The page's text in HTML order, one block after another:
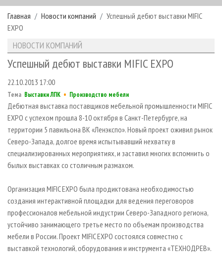
РУБРИКИ И ТЕМЫ
РУБРИКИ ЖУРНАЛА
ЛЕСНОЕ ХОЗЯЙСТВО
ЛЕСОЗАГОТОВКА
ЛЕСОПИЛЕНИЕ
ДЕРЕВООБРАБОТКА
СУШКА ДРЕВЕСИНЫ
ПРОИЗВОДСТВО ДРЕВЕСНЫХ ПЛИТ
ДЕРЕВЯННОЕ ДОМОСТРОЕНИЕ
ПРОИЗВОДСТВО МЕБЕЛИ
БИОЭНЕРГЕТИКА
ЦБП
ИНСТРУМЕНТ И МАТЕРИАЛЫ
НОВОСТИ
КАЛЕНДАРЬ СОБЫТИЙ
НОВОСТИ ЛПК
НОВОСТИ ЖУРНАЛА
НОВОСТИ КОМПАНИЙ
ПРОЕКТЫ ЛПИ
АНАЛИТИКА
ПРЕДПРИЯТИЯ ЛПК
ЛЕСНЫЕ РЕГИОНЫ РОССИИ
ПЕРСОНЫ
МОБИЛЬНЫЕ ВЫСТАВКИ
ОФИЦИАЛЬНЫЕ ДЕЛЕГАЦИИ
ПРИОРИТЕТНЫЕ ИНВЕСТПРОЕКТЫ
RUSSIAN FORESTRY REVIEW
ГАЗЕТА ЛЕСПРОМФОРУМ
БИБЛИОТЕКА СПЕЦИАЛИСТА
АРХИВ ЖУРНАЛОВ
СТАТЬИ
ПОДПИСКА
КОНТАКТЫ
РЕКЛАМОДАТЕЛЯМ
РЕКЛАМА
РЕКЛАМА НА САЙТЕ
Главная Новости компаний
Успешный дебют выставки MIFIC
EXPO
НОВОСТИ КОМПАНИЙ
Успешный дебют выставки MIFIC EXPO
22.10.2013 17:00
Тема Выставки ЛПК • Производство мебели
Дебютная выставка поставщиков мебельной промышленности MIFIC
EXPO с успехом прошла 8-10 октября в Санкт-Петербурге, на
территории 5 павильона ВК «Ленэкспо». Новый проект оживил рынок
Северо-Запада, долгое время испытывавший нехватку в
специализированных мероприятиях, и заставил многих вспомнить о
былых выставках со столичным размахом.
Организация MIFIC EXPO была продиктована необходимостью
создания интерактивной площадки для ведения переговоров
профессионалов мебельной индустрии Северо-Западного региона,
устойчиво занимающего третье место по объемам производства
мебели в России. Проект MIFIC EXPO состоялся совместно с
выставкой технологий, оборудования и инструмента «ТЕХНОДРЕВ».